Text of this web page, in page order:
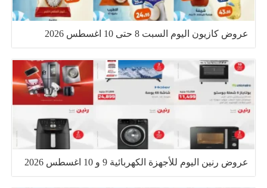
عروض كازيون اليوم السبت 8 حتى 10 اغسطس 2026
عروض رنين اليوم للأجهزة الكهربائية 9 و 10 اغسطس 2026